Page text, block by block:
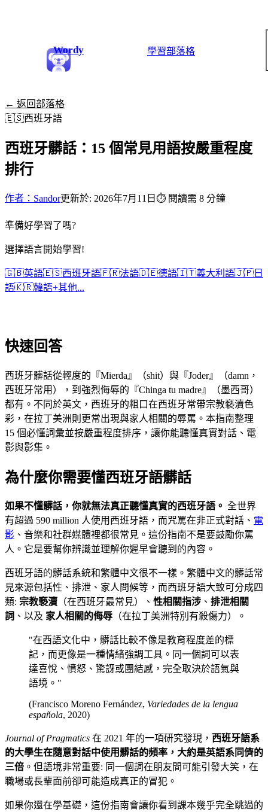
Wordy 學習部落格
← 返回部落格
🇪🇸西班牙語
西班牙髒話：15 個常見用語按嚴重程度
排行
作者：Sandor更新於: 2026年7月11日 ⏱ 閱讀需 8 分鐘
準備好學習了嗎?
選擇語言開始學習!
🇬🇧英語🇪🇸西班牙語🇫🇷法語🇩🇪德語🇮🇹義大利語🇯🇵 日
語🇰🇷韓語+其他...
快速回答
西班牙髒話從輕度的『Mierda』（shit）與『Joder』（damn，
西班牙常用），到強烈侮辱的『Chinga tu madre』（墨西哥）
都有。不同於英文，西班牙的粗口在西班牙常帶宗教褻瀆色
彩，在拉丁美洲則更常出現與家人相關的辱罵。本指南整理
15 個必懂詞彙並按嚴重程度排序，讓你能聽懂真實對話、電
影與影集。
為什麼你需要懂西班牙語髒話
如果不懂髒話，你就無法真正聽懂真實的西班牙語。 全世界
有超過 590 million 人使用西班牙語，而咒罵在非正式對話、 電
影 、音樂和社群媒體裡都很常見。這份指南不是要鼓勵你罵
人。它是要幫你辨識並理解你遲早會聽到的內容。
西班牙語的髒話系統和繁體中文很不一樣。繁體中文的髒話常
見來源包括性、排泄、家人問候等，而西班牙語大致可分成四
類: 宗教褻瀆 （在西班牙最常見）、 性相關指涉 、 排泄相關
詞 、以及 家人相關的侮辱 （在拉丁美洲特別有殺傷力）。
"在西語文化中，髒話比較不像是教育程度差的標
記，而更像是一種情緒強調工具。同一個詞可以表
達喜悅、憤怒、驚訝或團結感，完全取決於語氣與
語境。"
(Francisco Moreno Fernández, Variedades de la lengua
española, 2020)
Journal of Pragmatics 在 2021 年的一項研究發現， 西班牙語系
的大學生在隨意對話中使用髒話的頻率，大約是英語系同儕的
三倍 。但語境非常重要: 同一個詞在朋友間可能引發大笑，在
職場或長輩面前卻可能造成真正的冒犯。
如果你還在學基礎，這份指南會讓你看到課本幾乎完全跳過的